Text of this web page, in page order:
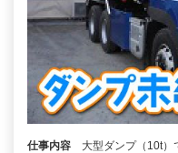
仕事内容
大型ダンプ（10t）